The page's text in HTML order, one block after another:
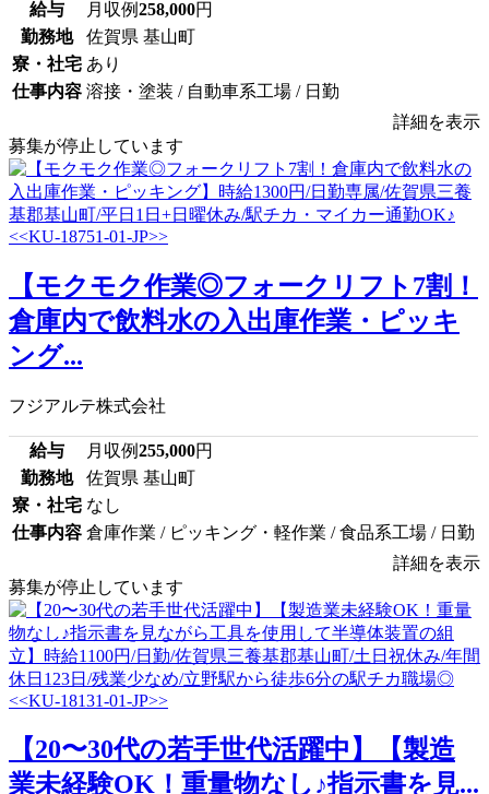
給与 月収例258,000円
勤務地
佐賀県 基山町
寮・社宅 あり
仕事内容 溶接・塗装 / 自動車系工場 / 日勤
詳細を表示
募集が停止しています
【モクモク作業◎フォークリフト7割！
倉庫内で飲料水の入出庫作業・ピッキ
ング...
フジアルテ株式会社
給与 月収例255,000円
勤務地
佐賀県 基山町
寮・社宅 なし
仕事内容 倉庫作業 / ピッキング・軽作業 / 食品系工場 / 日勤
詳細を表示
募集が停止しています
【20〜30代の若手世代活躍中】【製造
業未経験OK！重量物なし♪指示書を見...